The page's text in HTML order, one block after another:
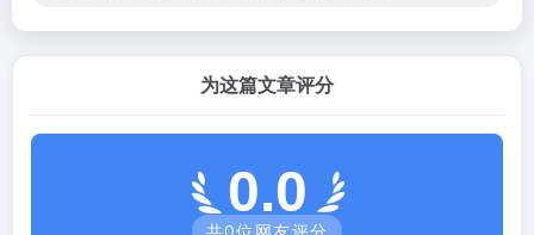
为这篇文章评分
0.0
共0位网友评分